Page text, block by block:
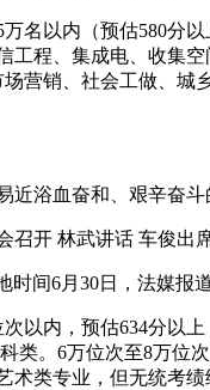
以内（预估580分
工程、集成电、收集
营销、社会工做、
血奋和、艰辛奋斗
开 林武讲话 车俊出席
6月30日，法媒报
内，预估634分以上
类。6万位次至8万
类专业，但无统考